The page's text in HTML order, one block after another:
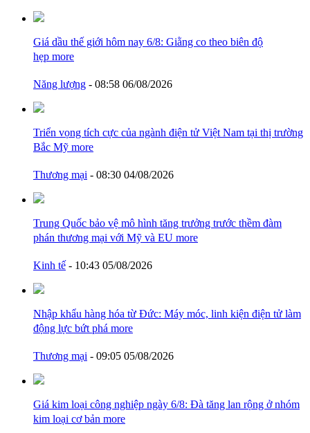
Giá dầu thế giới hôm nay 6/8: Giằng co theo biên độ
hẹp more
Năng lượng - 08:58 06/08/2026
Triển vọng tích cực của ngành điện tử Việt Nam tại thị trường
Bắc Mỹ more
Thương mại - 08:30 04/08/2026
Trung Quốc bảo vệ mô hình tăng trưởng trước thềm đàm
phán thương mại với Mỹ và EU more
Kinh tế - 10:43 05/08/2026
Nhập khẩu hàng hóa từ Đức: Máy móc, linh kiện điện tử làm
động lực bứt phá more
Thương mại - 09:05 05/08/2026
Giá kim loại công nghiệp ngày 6/8: Đà tăng lan rộng ở nhóm
kim loại cơ bản more